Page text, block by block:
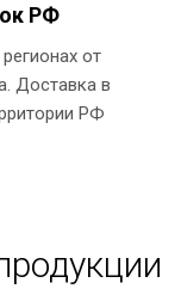
РФ
от
Доставка в
РФ